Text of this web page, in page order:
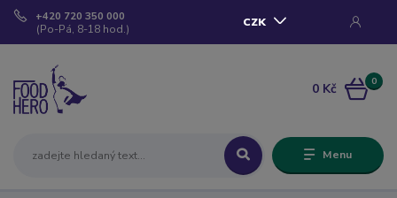
Menu
CZK
+420 720 350 000
(Po-Pá, 8-18 hod.)
0
0 Kč